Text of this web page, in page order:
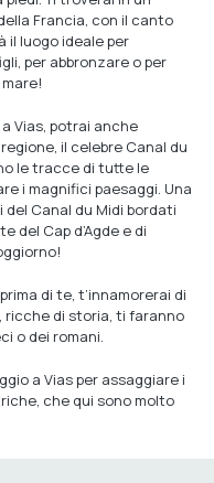
Francia, con il canto
il luogo ideale per
per abbronzare o per
Vias, potrai anche
il celebre Canal du
le tracce di tutte le
i magnifici paesaggi. Una
Canal du Midi bordati
del Cap d’Agde e di
di te, t’innamorerai di
ricche di storia, ti faranno
o dei romani.
a Vias per assaggiare i
che qui sono molto